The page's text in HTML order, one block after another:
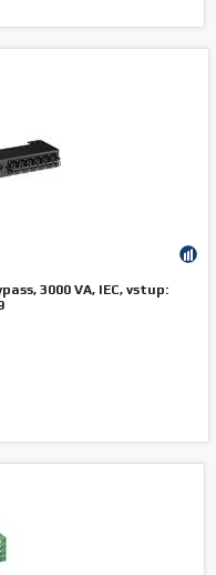
3000 VA, IEC, vstup: